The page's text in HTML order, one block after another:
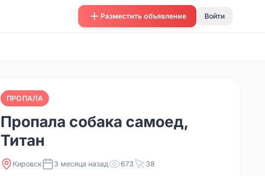
Разместить объявление Войти
ПРОПАЛА
Пропала собака самоед,
Титан
Кировск 3 месяца назад 673 38